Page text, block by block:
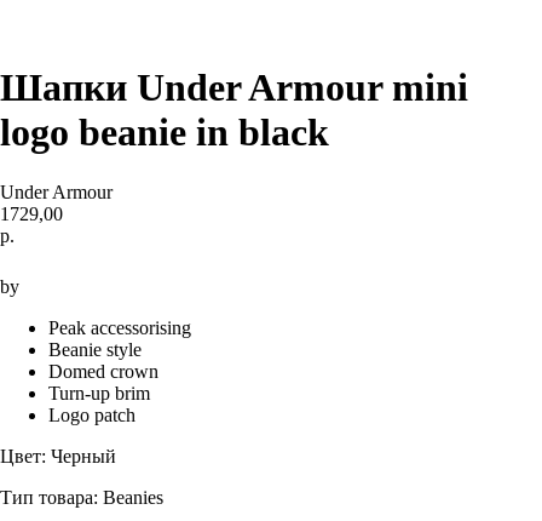
Шапки Under Armour mini
logo beanie in black
Under Armour
1729,00
р.
by
Peak accessorising
Beanie style
Domed crown
Turn-up brim
Logo patch
Цвет: Черный
Тип товара: Beanies